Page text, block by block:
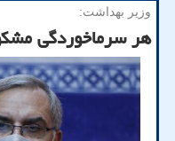
وزیر بهداشت:
هر سرماخوردگی